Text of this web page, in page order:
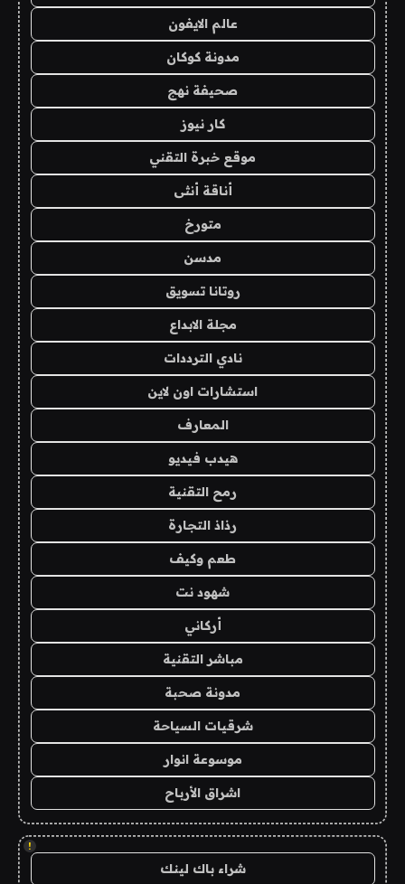
عالم الايفون
مدونة كوكان
صحيفة نهج
كار نيوز
موقع خبرة التقني
أناقة أنثى
متورخ
مدسن
روتانا تسويق
مجلة الابداع
نادي الترددات
استشارات اون لاين
المعارف
هيدب فيديو
رمح التقنية
رذاذ التجارة
طعم وكيف
شهود نت
أركاني
مباشر التقنية
مدونة صحبة
شرقيات السياحة
موسوعة انوار
اشراق الأرباح
!
شراء باك لينك